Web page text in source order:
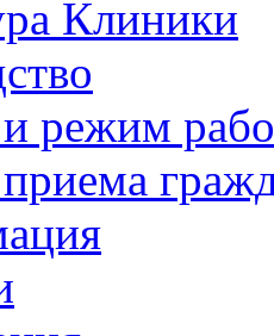
Клиники
режим